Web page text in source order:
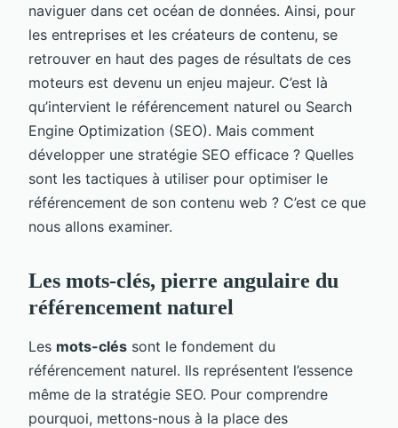
naviguer dans cet océan de données. Ainsi, pour
les entreprises et les créateurs de contenu, se
retrouver en haut des pages de résultats de ces
moteurs est devenu un enjeu majeur. C’est là
qu’intervient le référencement naturel ou Search
Engine Optimization (SEO). Mais comment
développer une stratégie SEO efficace ? Quelles
sont les tactiques à utiliser pour optimiser le
référencement de son contenu web ? C’est ce que
nous allons examiner.
Les mots-clés, pierre angulaire du
référencement naturel
Les mots-clés sont le fondement du
référencement naturel. Ils représentent l’essence
même de la stratégie SEO. Pour comprendre
pourquoi, mettons-nous à la place des